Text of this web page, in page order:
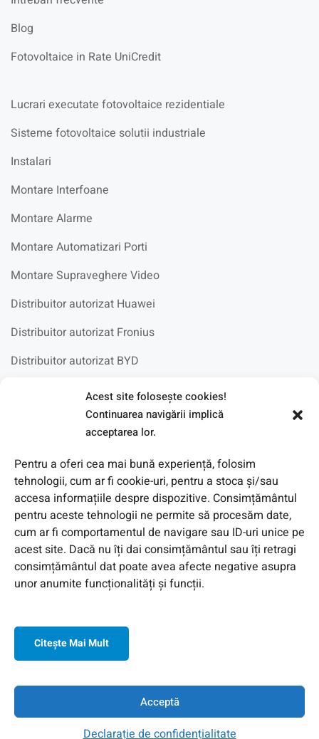
Acest site foloseşte cookies!
Continuarea navigării implică
acceptarea lor.
Pentru a oferi cea mai bună experiență, folosim
tehnologii, cum ar fi cookie-uri, pentru a stoca și/sau
accesa informațiile despre dispozitive. Consimțământul
pentru aceste tehnologii ne permite să procesăm date,
cum ar fi comportamentul de navigare sau ID-uri unice pe
acest site. Dacă nu îți dai consimțământul sau îți retragi
consimțământul dat poate avea afecte negative asupra
unor anumite funcționalități și funcții.
Citeşte Mai Mult
Acceptă
Declarație de confidențialitate
Blog
Fotovoltaice in Rate UniCredit
Lucrari executate fotovoltaice rezidentiale
Sisteme fotovoltaice solutii industriale
Instalari
Montare Interfoane
Montare Alarme
Montare Automatizari Porti
Montare Supraveghere Video
Distribuitor autorizat Huawei
Distribuitor autorizat Fronius
Distribuitor autorizat BYD
Fotovoltaice in scoli